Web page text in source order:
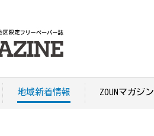
地域新着情報 ZOUNマガジン